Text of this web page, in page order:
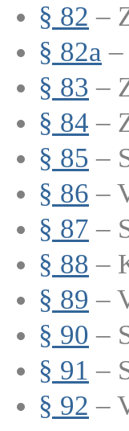
§ 82 –
§ 82a –
§ 83 –
§ 84 –
§ 85 –
§ 86 –
§ 87 –
§ 88 –
§ 89 –
§ 90 –
§ 91 –
§ 92 –